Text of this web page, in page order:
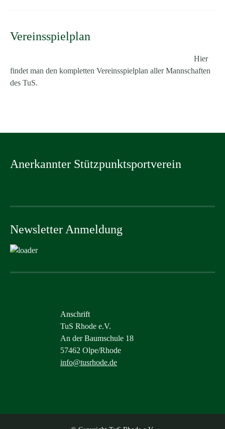
Vereinsspielplan
Hier
findet man den kompletten Vereinsspielplan aller Mannschaften
des TuS.
Anerkannter Stützpunktsportverein
Newsletter Anmeldung
Anschrift
TuS Rhode e.V.
An der Baumschule 18
57462 Olpe/Rhode
info@tusrhode.de